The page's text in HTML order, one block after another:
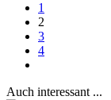
1
2
3
4
Auch interessant ...